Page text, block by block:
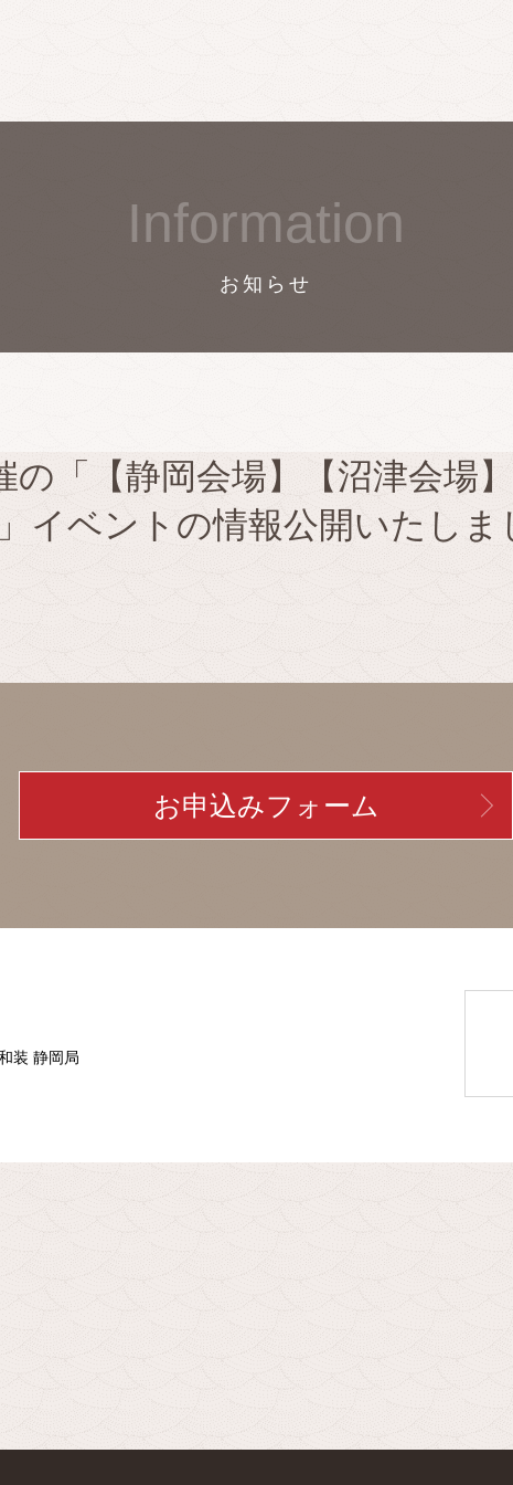
Information
お知らせ
の「【静岡会場】【沼津会場
イベントの情報公開いたしま
お申込みフォーム
装 静岡局